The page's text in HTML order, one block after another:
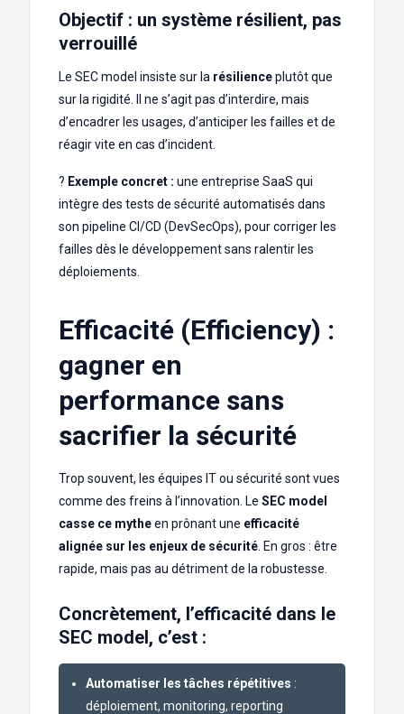
Objectif : un système résilient, pas
verrouillé
Le SEC model insiste sur la résilienceplutôt que
sur la rigidité. Il ne s’agit pas d’interdire, mais
d’encadrer les usages, d’anticiper les failles et de
réagir vite en cas d’incident.
? Exemple concret : une entreprise SaaS qui
intègre des tests de sécurité automatisés dans
son pipeline CI/CD (DevSecOps), pour corriger les
failles dès le développement sans ralentir les
déploiements.
Efficacité (Efficiency) :
gagner en
performance sans
sacrifier la sécurité
Trop souvent, les équipes IT ou sécurité sont vues
comme des freins à l’innovation. Le SEC model
casse ce mytheen prônant une efficacité
alignée sur les enjeux de sécurité . En gros : être
rapide, mais pas au détriment de la robustesse.
Concrètement, l’efficacité dans le
SEC model, c’est :
Automatiser les tâches répétitives :
déploiement, monitoring, reporting